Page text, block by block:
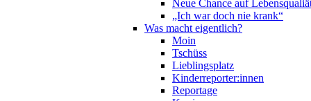
Neue Chance auf
„Ich war doch nie krank“
Was macht eigentlich?
Moin
Tschüss
Lieblingsplatz
Kinderreporter:innen
Reportage